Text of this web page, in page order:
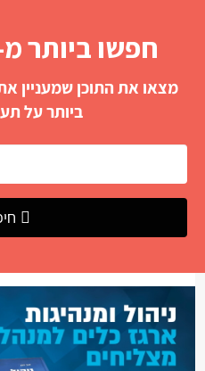
חפשו ביותר מ-700
מצאו את התוכן שמעניין
ביותר על